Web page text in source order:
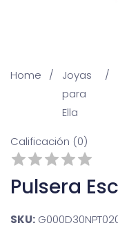
Home
Joyas
para
Ella
Calificación (0)
Pulsera
SKU: